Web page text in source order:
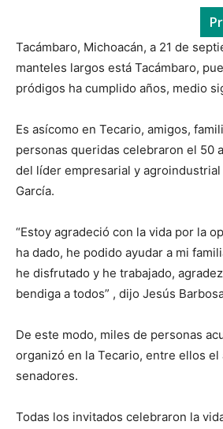
Tacámbaro, Michoacán, a 21 de
manteles largos está Tacámbaro,
pródigos ha cumplido años, medio
Es asícomo en Tecario, amigos,
personas queridas celebraron el 50
del líder empresarial y
García.
“Estoy agradeció con la vida por la
ha dado, he podido ayudar a mi
he disfrutado y he trabajado,
bendiga a todos” , dijo Jesús
De este modo, miles de personas
organizó en la Tecario, entre ellos el
senadores.
Todas los invitados celebraron la